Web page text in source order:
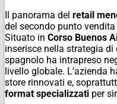
Il panorama del retail
del secondo punto
Situato in Corso Buenos
inserisce nella strategia
spagnolo ha intrapreso
livello globale. L’azienda
store rinnovati e,
format specializzati per